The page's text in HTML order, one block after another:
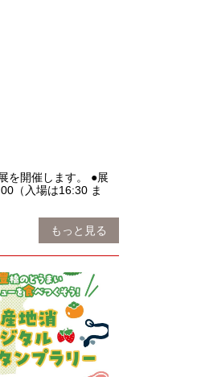
を開催します。 ●展
（入場は16:30 ま
もっと見る